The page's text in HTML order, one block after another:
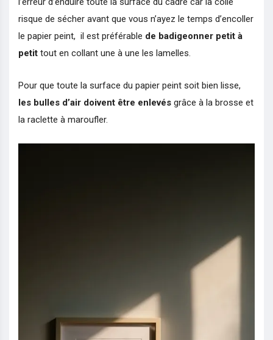
risque de sécher avant que vous n’ayez le temps d’encoller
le papier peint, il est préférable de badigeonner petit à
petit tout en collant une à une les lamelles.
Pour que toute la surface du papier peint soit bien lisse,
les bulles d’air doivent être enlevés grâce à la brosse et
la raclette à maroufler.